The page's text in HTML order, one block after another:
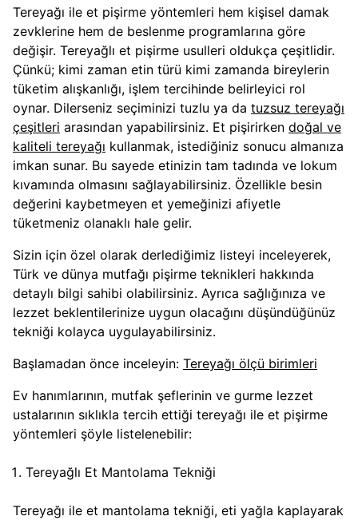
Tereyağı ile et pişirme yöntemleri hem kişisel damak
zevklerine hem de beslenme programlarına göre
değişir. Tereyağlı et pişirme usulleri oldukça çeşitlidir.
Çünkü; kimi zaman etin türü kimi zamanda bireylerin
tüketim alışkanlığı, işlem tercihinde belirleyici rol
oynar. Dilerseniz seçiminizi tuzlu ya da tuzsuz tereyağı
çeşitleri arasından yapabilirsiniz. Et pişirirken doğal ve
kaliteli tereyağı kullanmak, istediğiniz sonucu almanıza
imkan sunar. Bu sayede etinizin tam tadında ve lokum
kıvamında olmasını sağlayabilirsiniz. Özellikle besin
değerini kaybetmeyen et yemeğinizi afiyetle
tüketmeniz olanaklı hale gelir.
Sizin için özel olarak derlediğimiz listeyi inceleyerek,
Türk ve dünya mutfağı pişirme teknikleri hakkında
detaylı bilgi sahibi olabilirsiniz. Ayrıca sağlığınıza ve
lezzet beklentilerinize uygun olacağını düşündüğünüz
tekniği kolayca uygulayabilirsiniz.
Başlamadan önce inceleyin: Tereyağı ölçü birimleri
Ev hanımlarının, mutfak şeflerinin ve gurme lezzet
ustalarının sıklıkla tercih ettiği tereyağı ile et pişirme
yöntemleri şöyle listelenebilir:
Tereyağlı Et Mantolama Tekniği
Tereyağı ile et mantolama tekniği, eti yağla kaplayarak